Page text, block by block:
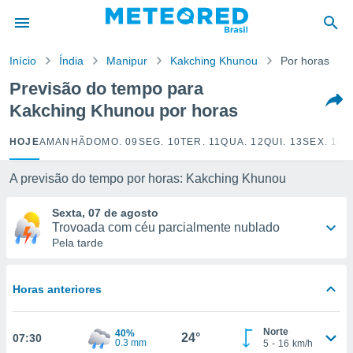
da
por
para
fornecidas
a este
e
forma
digital
ou
Início Índia Manipur Kakching Khunou Por horas
Previsão do tempo para
Kakching Khunou por horas
HOJEAMANHÃ DOMO. 09 SEG. 10TER. 11QUA. 12QUI. 13SEX. 14
A previsão do tempo por horas: Kakching Khunou
Sexta, 07 de agosto
Trovoada com céu parcialmente nublado
Pela tarde
Horas anteriores
07:30
40%
0.3 mm
24°
Norte
5 - 16 km/h